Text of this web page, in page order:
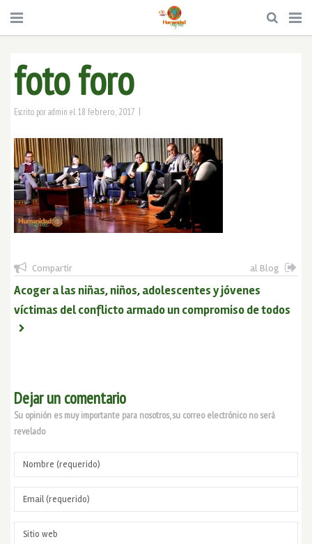
foto foro
Escrito poradmin el 18 febrero, 2017 |
Compartir al Blog
Acoger a las niñas, niños, adolescentes y jóvenes
víctimas del conflicto armado un compromiso de todos
Dejar un comentario
Su opinión es muy importante para nosotros, su correo electrónico no será
revelado